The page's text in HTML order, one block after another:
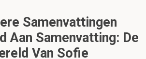
Samenvattingen
Aan Samenvatting: De
Van Sofie